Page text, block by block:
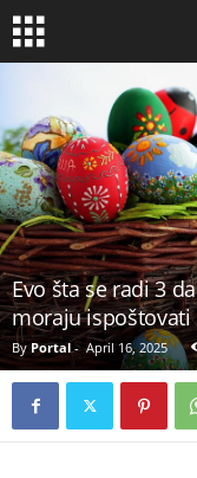
Evo šta se radi 3
moraju ispoštovati
By Portal- April 16, 2025